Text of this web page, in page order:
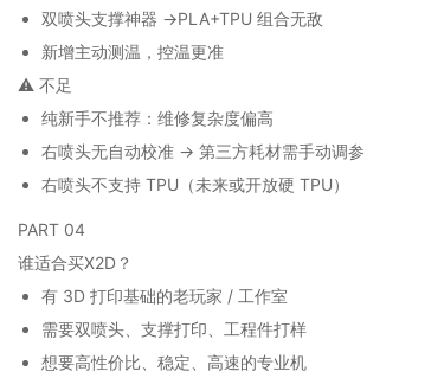
双喷头支撑神器 →PLA+TPU 组合无敌
新增主动测温，控温更准
⚠️ 不足
纯新手不推荐：维修复杂度偏高
右喷头无自动校准 → 第三方耗材需手动调参
右喷头不支持 TPU（未来或开放硬 TPU）
PART 04
谁适合买X2D？
有 3D 打印基础的老玩家 / 工作室
需要双喷头、支撑打印、工程件打样
想要高性价比、稳定、高速的专业机